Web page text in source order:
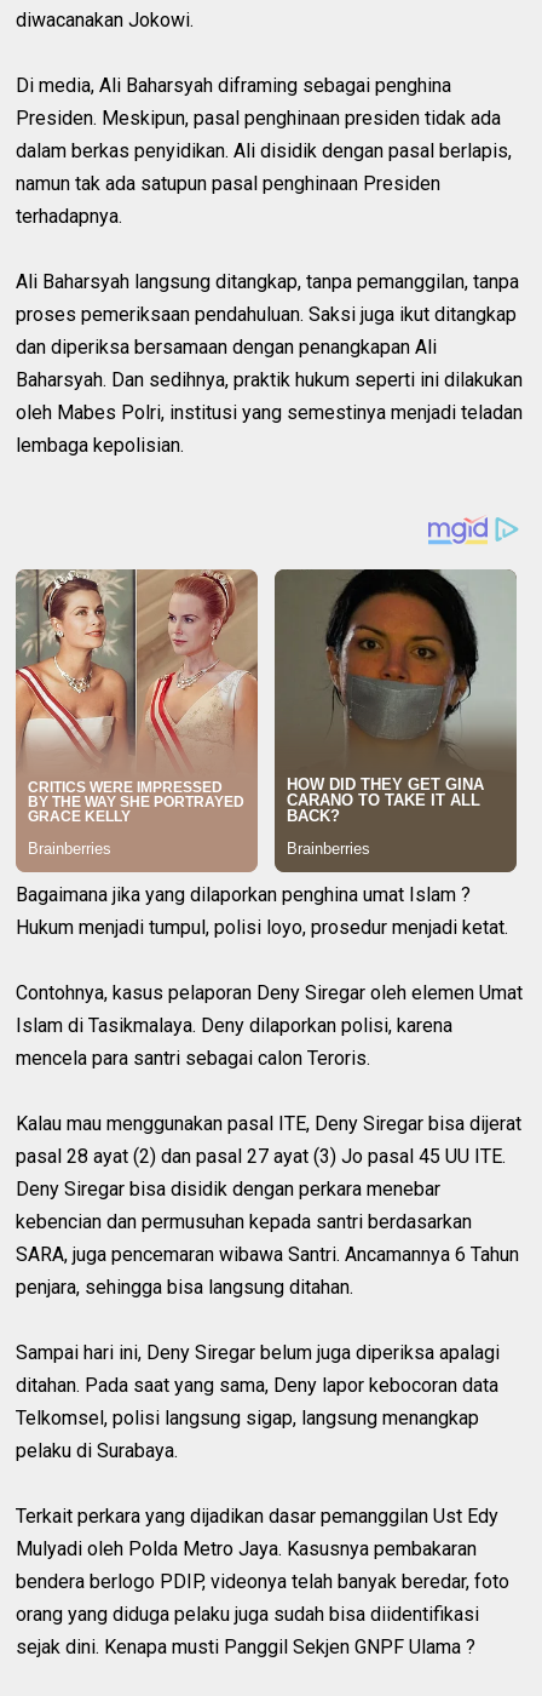
diwacanakan Jokowi.
Di media, Ali Baharsyah diframing sebagai penghina
Presiden. Meskipun, pasal penghinaan presiden tidak ada
dalam berkas penyidikan. Ali disidik dengan pasal berlapis,
namun tak ada satupun pasal penghinaan Presiden
terhadapnya.
Ali Baharsyah langsung ditangkap, tanpa pemanggilan, tanpa
proses pemeriksaan pendahuluan. Saksi juga ikut ditangkap
dan diperiksa bersamaan dengan penangkapan Ali
Baharsyah. Dan sedihnya, praktik hukum seperti ini dilakukan
oleh Mabes Polri, institusi yang semestinya menjadi teladan
lembaga kepolisian.
Bagaimana jika yang dilaporkan penghina umat Islam ?
Hukum menjadi tumpul, polisi loyo, prosedur menjadi ketat.
Contohnya, kasus pelaporan Deny Siregar oleh elemen Umat
Islam di Tasikmalaya. Deny dilaporkan polisi, karena
mencela para santri sebagai calon Teroris.
Kalau mau menggunakan pasal ITE, Deny Siregar bisa dijerat
pasal 28 ayat (2) dan pasal 27 ayat (3) Jo pasal 45 UU ITE.
Deny Siregar bisa disidik dengan perkara menebar
kebencian dan permusuhan kepada santri berdasarkan
SARA, juga pencemaran wibawa Santri. Ancamannya 6 Tahun
penjara, sehingga bisa langsung ditahan.
Sampai hari ini, Deny Siregar belum juga diperiksa apalagi
ditahan. Pada saat yang sama, Deny lapor kebocoran data
Telkomsel, polisi langsung sigap, langsung menangkap
pelaku di Surabaya.
Terkait perkara yang dijadikan dasar pemanggilan Ust Edy
Mulyadi oleh Polda Metro Jaya. Kasusnya pembakaran
bendera berlogo PDIP, videonya telah banyak beredar, foto
orang yang diduga pelaku juga sudah bisa diidentifikasi
sejak dini. Kenapa musti Panggil Sekjen GNPF Ulama ?